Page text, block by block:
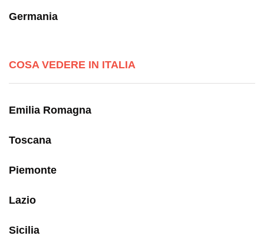
Germania
COSA VEDERE IN ITALIA
Emilia Romagna
Toscana
Piemonte
Lazio
Sicilia